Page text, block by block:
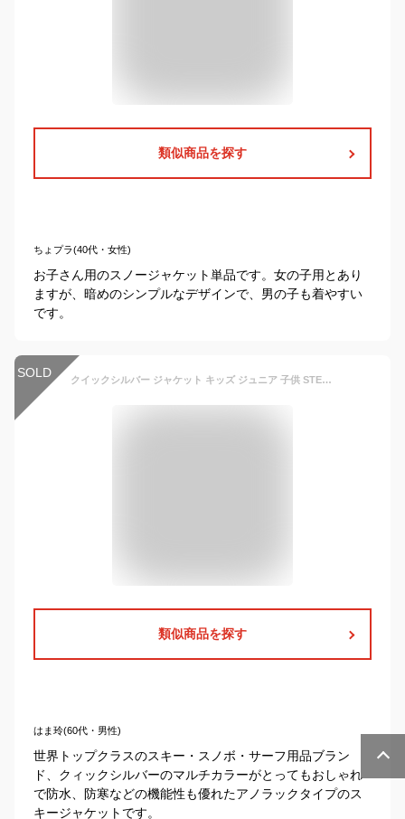
類似商品を探す
ちょプラ(40代・女性)
お子さん用のスノージャケット単品です。女の子用とあり
ますが、暗めのシンプルなデザインで、男の子も着やすい
です。
SOLD クイックシルバー ジャケット キッズ ジュニア 子供 STEEZE YOUTH JK キッズ QUIKSILVER EQBTJ03163 アウター 子ども用 スノボ スキーウェア スキージャケット スノーボードウェア ウィンタースポーツ 雪山 旅行 冬 上着
類似商品を探す
はま玲(60代・男性)
世界トップクラスのスキー・スノボ・サーフ用品ブラン
ド、クィックシルバーのマルチカラーがとってもおしゃれ
で防水、防寒などの機能性も優れたアノラックタイプのス
キージャケットです。